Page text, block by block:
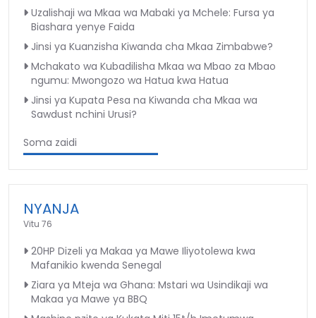
Uzalishaji wa Mkaa wa Mabaki ya Mchele: Fursa ya
Biashara yenye Faida
Jinsi ya Kuanzisha Kiwanda cha Mkaa Zimbabwe?
Mchakato wa Kubadilisha Mkaa wa Mbao za Mbao
ngumu: Mwongozo wa Hatua kwa Hatua
Jinsi ya Kupata Pesa na Kiwanda cha Mkaa wa
Sawdust nchini Urusi?
Soma zaidi
NYANJA
Vitu 76
20HP Dizeli ya Makaa ya Mawe Iliyotolewa kwa
Mafanikio kwenda Senegal
Ziara ya Mteja wa Ghana: Mstari wa Usindikaji wa
Makaa ya Mawe ya BBQ